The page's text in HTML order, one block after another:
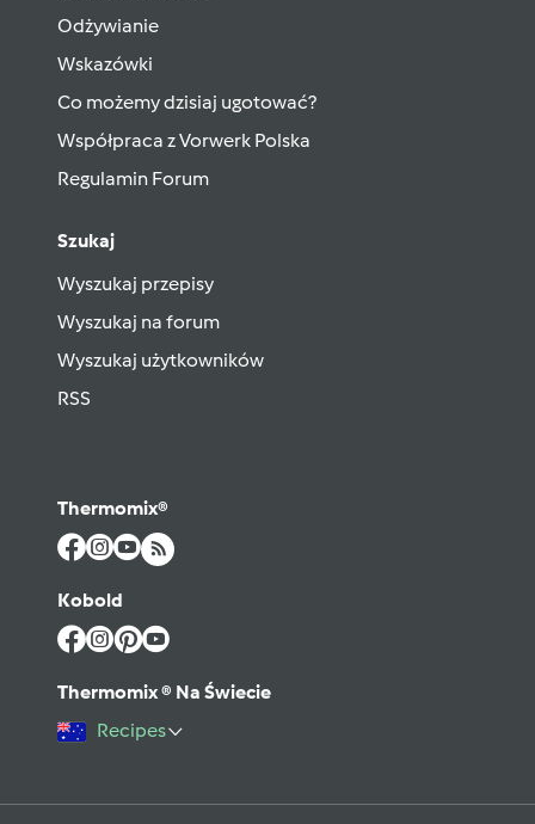
Odżywianie
Wskazówki
Co możemy dzisiaj ugotować?
Współpraca z Vorwerk Polska
Regulamin Forum
Szukaj
Wyszukaj przepisy
Wyszukaj na forum
Wyszukaj użytkowników
RSS
Thermomix®
Kobold
Thermomix ® Na Świecie
Recipes